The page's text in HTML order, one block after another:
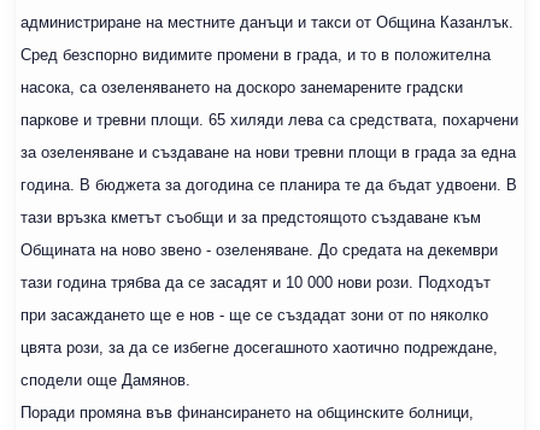
администриране на местните данъци и такси от Община Казанлък.
Сред безспорно видимите промени в града, и то в положителна
насока, са озеленяването на доскоро занемарените градски
паркове и тревни площи. 65 хиляди лева са средствата, похарчени
за озеленяване и създаване на нови тревни площи в града за една
година. В бюджета за догодина се планира те да бъдат удвоени. В
тази връзка кметът съобщи и за предстоящото създаване към
Общината на ново звено - озеленяване. До средата на декември
тази година трябва да се засадят и 10 000 нови рози. Подходът
при засаждането ще е нов - ще се създадат зони от по няколко
цвята рози, за да се избегне досегашното хаотично подреждане,
сподели още Дамянов.
Поради промяна във финансирането на общинските болници,